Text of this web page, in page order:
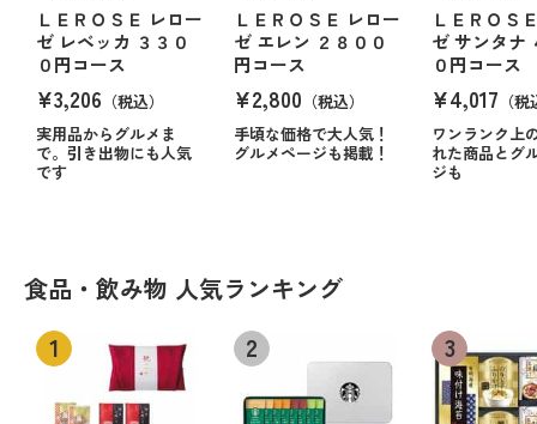
ＬＥＲＯＳＥ レロー
ゼ レベッカ ３３０
０円コース
¥3,206 （税込）
実用品からグルメま
で。引き出物にも人気
です
ＬＥＲＯＳＥ レロー
ゼ エレン ２８００
円コース
¥2,800 （税込）
手頃な価格で大人気！
グルメページも掲載！
ＬＥＲＯＳ
ゼ サンタナ
０円コース
¥4,017 （
ワンランク上
れた商品とグ
ジも
食品・飲み物 人気ランキング